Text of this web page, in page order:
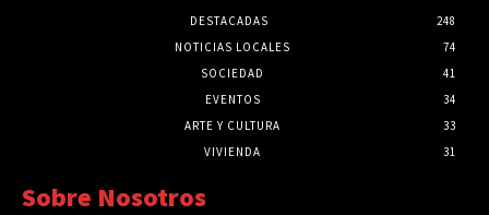
DESTACADAS
248
NOTICIAS LOCALES
74
SOCIEDAD
41
EVENTOS
34
ARTE Y CULTURA
33
VIVIENDA
31
Sobre Nosotros